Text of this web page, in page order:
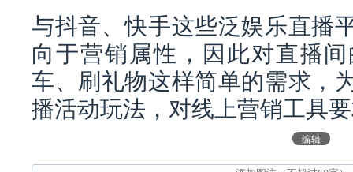
与抖音、快手这些泛娱乐直播
向于营销属性，因此对直播
车、刷礼物这样简单的需求，
播活动玩法，对线上营销工具
编辑